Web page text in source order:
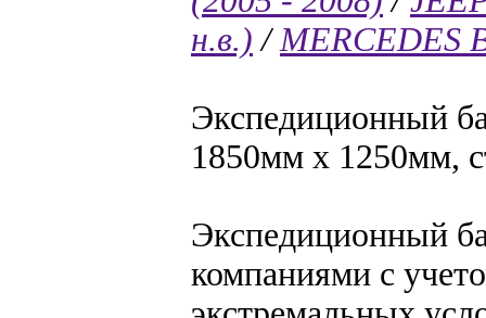
н.в.) / MERCEDES
Экспедиционный
1850мм х 1250мм,
Экспедиционный
компаниями с